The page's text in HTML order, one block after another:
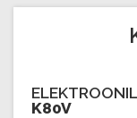
K80V